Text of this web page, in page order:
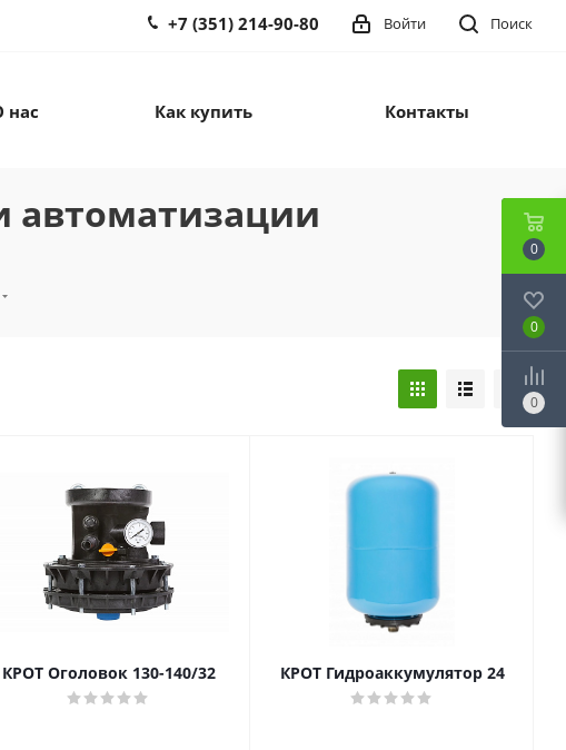
Поиск
Войти
+7 (351) 214-90-80
нас Как купить Контакты
автоматизации
КРОТ Оголовок 130-140/32 КРОТ Гидроаккумулятор 24
0
0
0